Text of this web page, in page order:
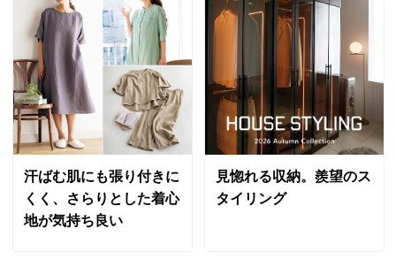
送料・送料種
基本配送料：¥
※お届け先が同じであれば複数個ご購入いただいても¥880です。
お支払い方法 送料について
■色：（ア）アイボリー、（イ）グレー、（ウ）ブルー
■サイズ：幅50cm～105cm×丈50cm～280cmの範囲でサイ
ズオーダーを承ります。
■素材：ポリエステル100％
■裏地付き
■丈の調節が可能なフック付き
汗ばむ肌にも張り付きに
くく、さらりとした着心
地が気持ち良い
見惚れる収納。羨望のス
タイリング